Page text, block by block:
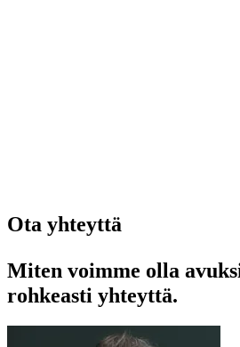
Ota yhteyttä
Miten voimme olla
rohkeasti yhteyttä.